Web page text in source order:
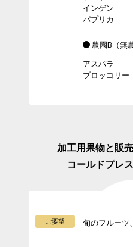
インゲン
パプリカ
農園B（無
アスパラ
ブロッコリー
加工用果物と販
コールドプレ
ご要望 旬のフルーツ